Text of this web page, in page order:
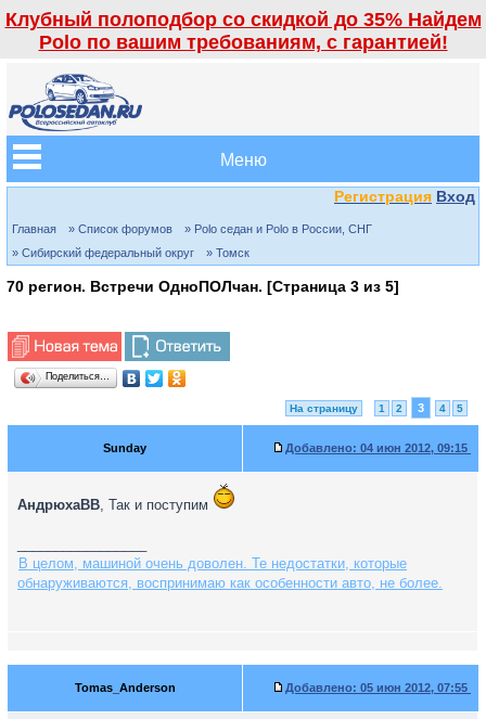
Клубный полоподбор со скидкой до 35% Найдем
Polo по вашим требованиям, с гарантией!
Меню
Регистрация Вход
Главная » Список форумов
» Polo седан и Polo в России, СНГ
» Сибирский федеральный округ
» Томск
70 регион. Встречи ОдноПОЛчан. [Страница 3 из 5]
Поделиться…
На страницу 1 2 3 4 5
Sunday Добавлено: 04 июн 2012, 09:15
АндрюхаВВ, Так и поступим
В целом, машиной очень доволен. Те недостатки, которые
обнаруживаются, воспринимаю как особенности авто, не более.
Tomas_Anderson Добавлено: 05 июн 2012, 07:55